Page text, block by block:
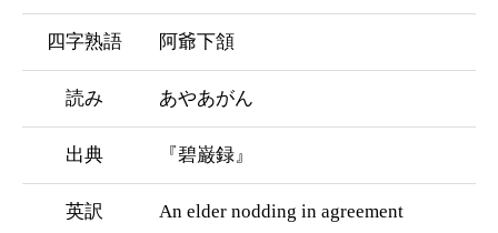
四字熟語 阿爺下頷
読み あやあがん
出典 『碧巌録』
英訳 An elder nodding in agreement